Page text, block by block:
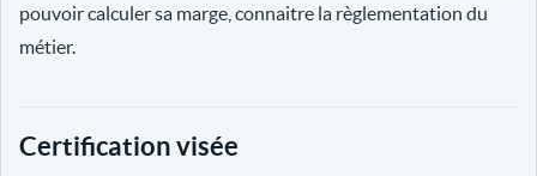
pouvoir calculer sa marge, connaitre la règlementation du
métier.
Certification visée